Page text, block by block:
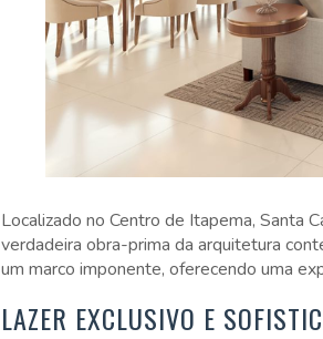
Localizado no Centro de Itapema, Santa
verdadeira obra-prima da arquitetura
um marco imponente, oferecendo uma
LAZER EXCLUSIVO E